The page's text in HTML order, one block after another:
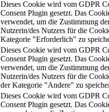
Dieses Cookie wird vom GDPR
Consent Plugin gesetzt. Das
verwendet, um die Zustimmung
Nutzerin/des Nutzers für die
Kategorie "Erforderlich" zu
Dieses Cookie wird vom GDPR
Consent Plugin gesetzt. Das
verwendet, um die Zustimmung
Nutzerin/des Nutzers für die
der Kategorie "Andere" zu
Dieses Cookie wird vom GDPR
Consent Plugin gesetzt. Das